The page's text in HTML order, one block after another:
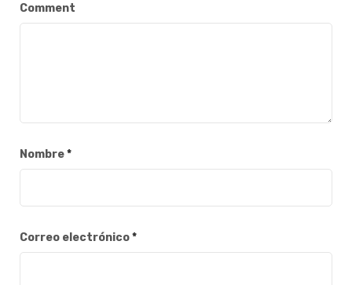
Comment
Nombre*
Correo electrónico*